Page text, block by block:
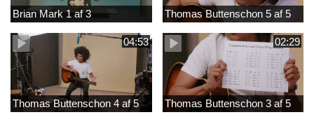
Brian Mark 1 af 3 Thomas Buttenschon 5 af 5
04:53
Thomas Buttenschon 4 af 5
02:29
Thomas Buttenschon 3 af 5